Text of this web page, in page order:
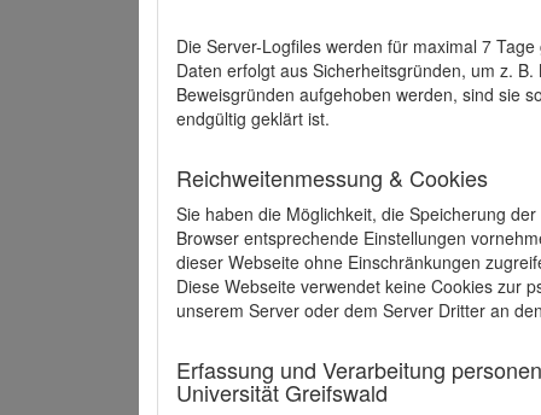
Die Server-Logfiles werden für maximal 7
Daten erfolgt aus Sicherheitsgründen, um z.
Beweisgründen aufgehoben werden, sind sie
endgültig geklärt ist.
Reichweitenmessung & Cookies
Sie haben die Möglichkeit, die Speicherung
Browser entsprechende Einstellungen
dieser Webseite ohne Einschränkungen
Diese Webseite verwendet keine Cookies zur
unserem Server oder dem Server Dritter an
Erfassung und Verarbeitung
Universität Greifswald